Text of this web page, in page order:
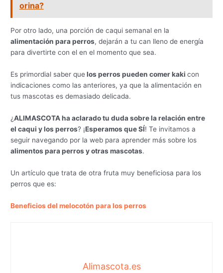
orina?
Por otro lado, una porción de caqui semanal en la
alimentación para perros, dejarán a tu can lleno de energía
para divertirte con el en el momento que sea.
Es primordial saber quelos perros pueden comer kakicon
indicaciones como las anteriores, ya que la alimentación en
tus mascotas es demasiado delicada.
¿ALIMASCOTA ha aclarado tu duda sobre la relación entre
el caqui y los perros? ¡Esperamos que SÍ! Te invitamos a
seguir navegando por la web para aprender más sobre los
alimentos para perros y otras mascotas.
Un artículo que trata de otra fruta muy beneficiosa para los
perros que es:
Beneficios del melocotón para los perros
Alimascota.es